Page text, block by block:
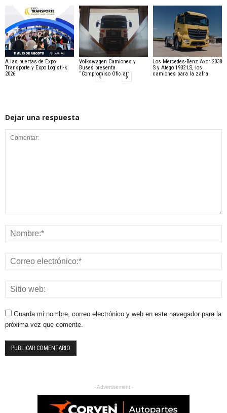
A las puertas de Expo
Transporte y Expo Logisti-k
2026
Volkswagen Camiones y
Buses presenta
“Compromiso Oficial”
Los Mercedes-Benz Axor 2038
S y Atego 1932 LS, los
camiones para la zafra
Dejar una respuesta
Guarda mi nombre, correo electrónico y web en este navegador para la
próxima vez que comente.
- Advertisement -